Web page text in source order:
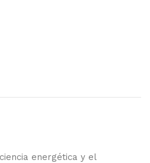
energética y el